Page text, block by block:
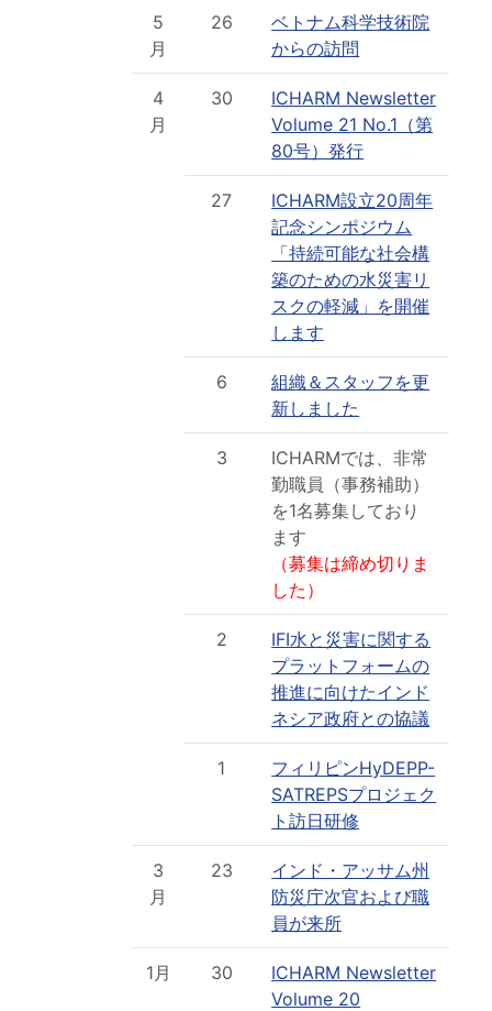
5
月
26
ベトナム科学技術院
からの訪問
4
月
30
ICHARM Newsletter
Volume 21 No.1（第
80号）発行
27
ICHARM設立20周年
記念シンポジウム
「持続可能な社会構
築のための水災害リ
スクの軽減」を開催
します
6
組織＆スタッフを更
新しました
3
ICHARMでは、非常
勤職員（事務補助）
を1名募集しており
ます
（募集は締め切りま
した）
2
IFI水と災害に関する
プラットフォームの
推進に向けたインド
ネシア政府との協議
1
フィリピンHyDEPP-
SATREPSプロジェク
ト訪日研修
3
月
23
インド・アッサム州
防災庁次官および職
員が来所
1月 30
ICHARM Newsletter
Volume 20